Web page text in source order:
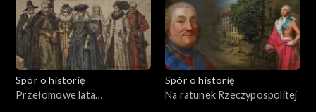
Spór o historię
Przełomowe lata
Spór o historię
Na ratunek Rzeczypospolitej